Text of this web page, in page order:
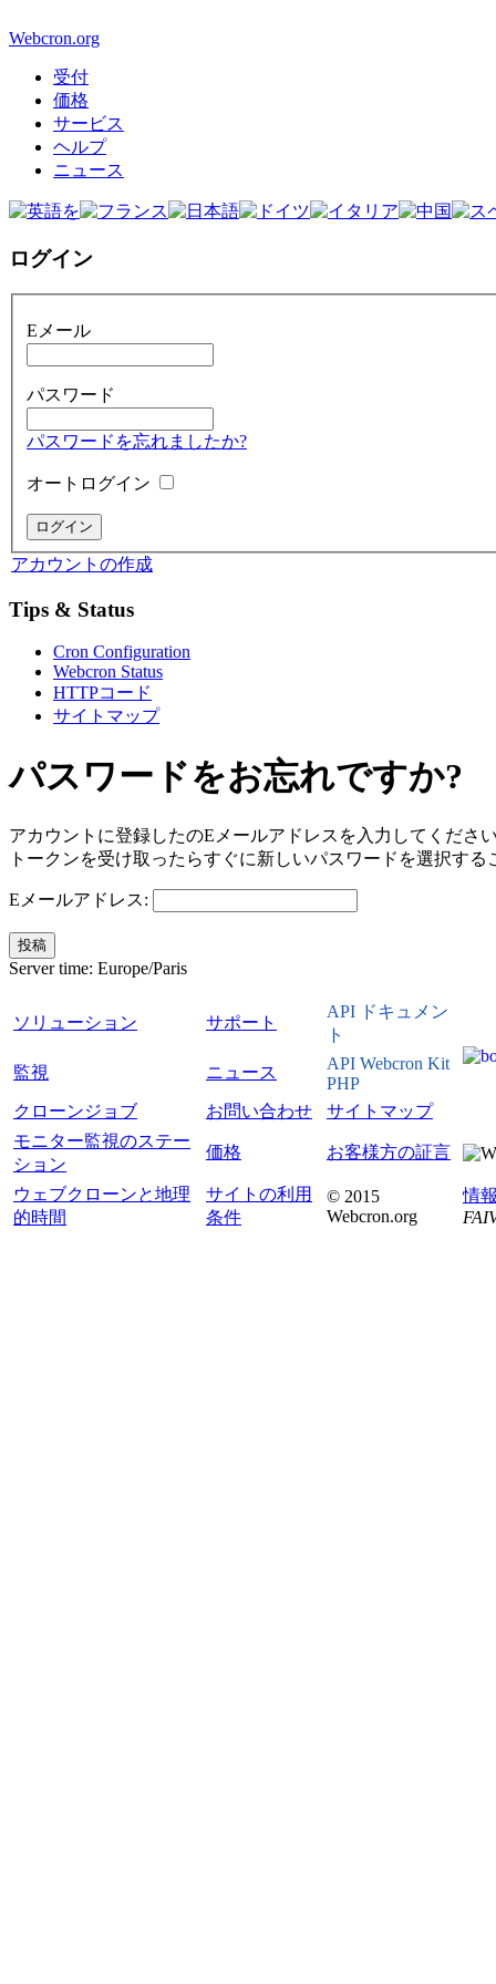
Webcron.org
受付
価格
サービス
ヘルプ
ニュース
ログイン
Eメール
パスワード
パスワードを忘れましたか?
オートログイン
アカウントの作成
Tips & Status
Cron Configuration
Webcron Status
HTTPコード
サイトマップ
パスワードをお忘れですか?
アカウントに登録したのEメールアドレスを入力してくださ
トークンを受け取ったらすぐに新しいパスワードを選択する
Eメールアドレス:
投稿
Server time: Europe/Paris
ソリューション サポート
API ドキュメン
ト
監視
ニュース
API Webcron Kit
PHP
クローンジョブ
お問い合わせ
サイトマップ
モニター監視のステー
ション
価格 お客様方の証言
ウェブクローンと地理
的時間
サイトの利用
条件
© 2015
Webcron.org
情